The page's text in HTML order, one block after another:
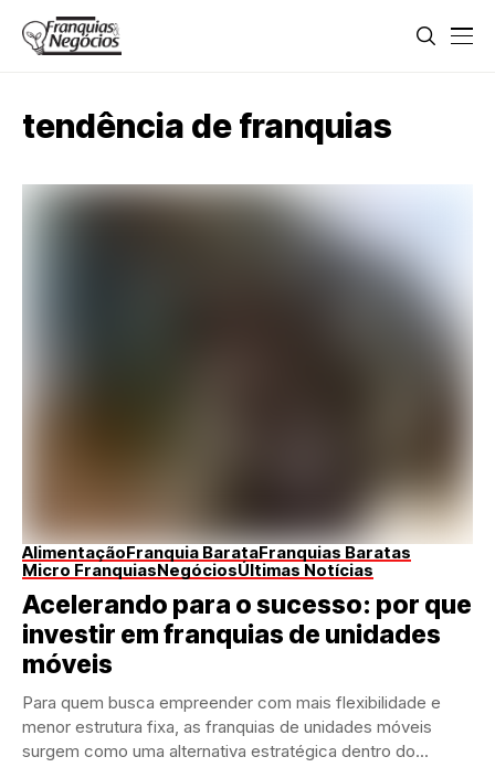
tendência de franquias
AlimentaçãoFranquia BarataFranquias Baratas
Micro FranquiasNegóciosÚltimas Notícias
Acelerando para o sucesso: por que
investir em franquias de unidades
móveis
Para quem busca empreender com mais flexibilidade e
menor estrutura fixa, as franquias de unidades móveis
surgem como uma alternativa estratégica dentro do...